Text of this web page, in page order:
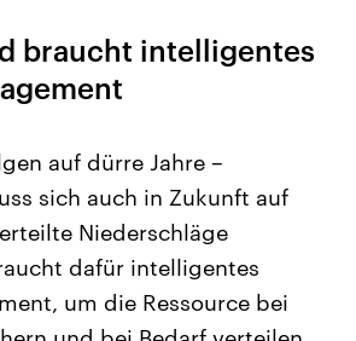
Anhalt
am 6.
neuen
das
Koalition aus
USA
Aktuelle Beiträge,
Hintergründe
Wirtschaftlich und
gehören die Vereinigten
den mächtigsten Ländern
mit großem Einfluss auf
braucht intelligentes
auf dürre Jahre –
sich auch in Zukunft auf
Niederschläge
dafür intelligentes
um die Ressource bei